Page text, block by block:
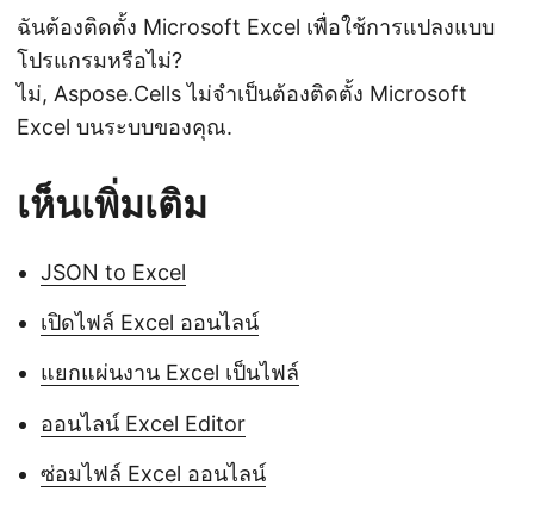
ฉันต้องติดตั้ง Microsoft Excel เพื่อใช้การแปลงแบบ
โปรแกรมหรือไม่?
ไม่, Aspose.Cells ไม่จำเป็นต้องติดตั้ง Microsoft
Excel บนระบบของคุณ.
เห็นเพิ่มเติม
JSON to Excel
เปิดไฟล์ Excel ออนไลน์
แยกแผ่นงาน Excel เป็นไฟล์
ออนไลน์ Excel Editor
ซ่อมไฟล์ Excel ออนไลน์